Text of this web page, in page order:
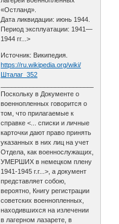
«Остланд».
Дата ликвидации: июнь 1944.
Период эксплуатации: 1941—
1944 гг...>
Источник: Википедия.
https://ru.wikipedia.org/wiki/
Шталаг_352
Поскольку в Документе о
военнопленных говорится о
том, что прилагаемые к
справке <... списки и личные
карточки дают право принять
указанных в них лиц на учет
Отдела, как военнослужащих,
УМЕРШИХ в немецком плену
1941-1945 г.г...>, а документ
представляет собою,
вероятно, Книгу регистрации
советских военнопленных,
находившихся на излечении
в лагерном лазарете, в